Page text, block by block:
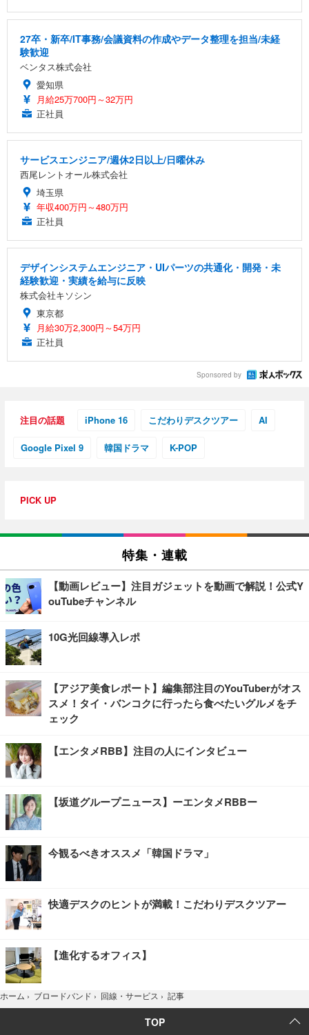
27卒・新卒/IT事務/会議資料の作成やデータ整理を担当/未経
験歓迎
ベンタス株式会社
愛知県
月給25万700円～32万円
正社員
サービスエンジニア/週休2日以上/日曜休み
西尾レントオール株式会社
埼玉県
年収400万円～480万円
正社員
デザインシステムエンジニア・UIパーツの共通化・開発・未
経験歓迎・実績を給与に反映
株式会社キソシン
東京都
月給30万2,300円～54万円
正社員
Sponsored by
注目の話題 iPhone 16 こだわりデスクツアー AI
Google Pixel 9 韓国ドラマ K-POP
PICK UP
特集・連載
【動画レビュー】注目ガジェットを動画で解説！公式Y
ouTubeチャンネル
10G光回線導入レポ
【アジア美食レポート】編集部注目のYouTuberがオス
スメ！タイ・バンコクに行ったら食べたいグルメをチ
ェック
【エンタメRBB】注目の人にインタビュー
【坂道グループニュース】ーエンタメRBBー
今観るべきオススメ「韓国ドラマ」
快適デスクのヒントが満載！こだわりデスクツアー
【進化するオフィス】
ホーム › ブロードバンド › 回線・サービス › 記事
TOP